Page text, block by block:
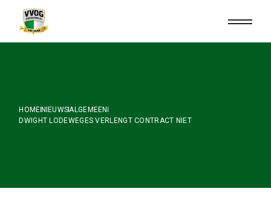
content
HOME NIEUWSALGEMEEN
DWIGHT LODEWEGES VERLENGT CONTRACT NIET